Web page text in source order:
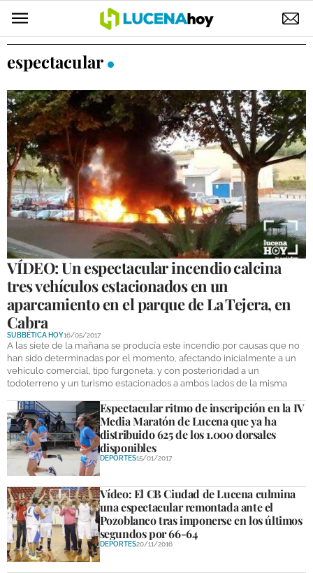
POLÍTICA
ELECCIONES
SUCESOS
ECONOMÍA
DESARROLLO LOCAL
LUCENA EMPRESAS
OCIO
COFRADÍAS
DEPORTES
COMPETICIONES
DEPORTE BASE
OPINIÓN
VENTANA CIUDADANA
CÓRDOBA
PROVINCIA
SUBBÉTICA HOY
SALUD
espectacular
VÍDEO: Un espectacular incendio calcina
tres vehículos estacionados en un
aparcamiento en el parque de La Tejera, en
Cabra
SUBBÉTICA HOY16/05/2017
A las siete de la mañana se producía este incendio por causas que no
han sido determinadas por el momento, afectando inicialmente a un
vehículo comercial, tipo furgoneta, y con posterioridad a un
todoterreno y un turismo estacionados a ambos lados de la misma
Espectacular ritmo de inscripción en la IV
Media Maratón de Lucena que ya ha
distribuido 625 de los 1.000 dorsales
disponibles
DEPORTES15/01/2017
Vídeo: El CB Ciudad de Lucena culmina
una espectacular remontada ante el
Pozoblanco tras imponerse en los últimos
segundos por 66-64
DEPORTES20/11/2016